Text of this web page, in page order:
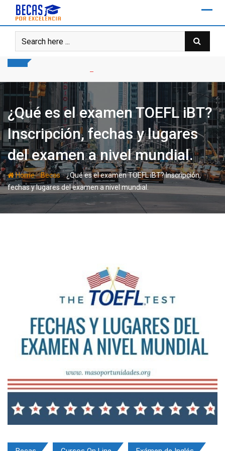
content
¿Qué es el examen TOEFL iBT?
Inscripción, fechas y lugares
del examen a nivel mundial.
Home-Becas-¿Qué es el examen TOEFL iBT? Inscripción,
fechas y lugares del examen a nivel mundial.